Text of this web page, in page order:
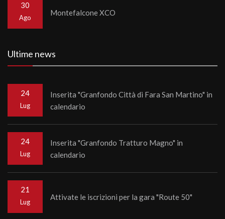
30
Ago
Montefalcone XCO
Ultime news
24
Lug
Inserita "Granfondo Città di Fara San Martino" in
calendario
24
Lug
Inserita "Granfondo Tratturo Magno" in
calendario
21
Lug
Attivate le iscrizioni per la gara "Route 50"